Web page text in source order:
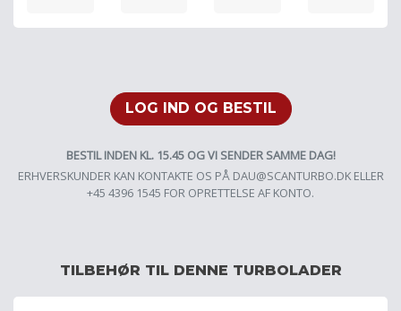
LOG IND OG BESTIL
BESTIL INDEN KL. 15.45 OG VI SENDER SAMME DAG!
ERHVERSKUNDER KAN KONTAKTE OS PÅ DAU@SCANTURBO.DKELLER
+45 4396 1545 FOR OPRETTELSE AF KONTO.
TILBEHØR TIL DENNE TURBOLADER